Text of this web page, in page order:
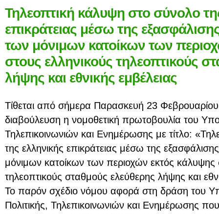
Τηλεοπτική κάλυψη στο σύνολο
επικράτειας μέσω της
των μόνιμων κατοίκων των
στους ελληνικούς τηλεοπτικούς
λήψης και εθνικής εμβέλειας
Τίθεται από σήμερα Παρασκευή 23
διαβούλευση η νομοθετική πρωτοβουλία του
Τηλεπικοινωνιών και Ενημέρωσης με τίτλο:
της ελληνικής επικράτειας μέσω της
μόνιμων κατοίκων των περιοχών εκτός κάλυψης
τηλεοπτικούς σταθμούς ελεύθερης λήψης και
Το παρόν σχέδιο νόμου αφορά στη δράση του
Πολιτικής, Τηλεπικοινωνιών και Ενημέρωσης